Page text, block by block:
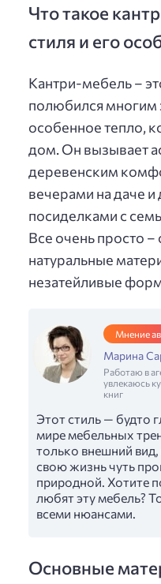
Что такое
стиля и его
Кантри-мебель –
полюбился многим
особенное тепло,
дом. Он вызывает
деревенским
вечерами на даче
посиделками с
Все очень просто –
натуральные
незатейливые
Мнение
Марина
Работаю в
увлекаюсь
книг
Этот стиль — будто
мире мебельных
только внешний
свою жизнь чуть
природной. Хотите
любят эту мебель?
всеми нюансами.
Основные